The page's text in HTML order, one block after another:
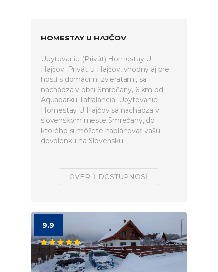
HOMESTAY U HAJČOV
Ubytovanie (Privát) Homestay U
Hajčov. Privát U Hajčov, vhodný aj pre
hostí s domácimi zvieratami, sa
nachádza v obci Smrečany, 6 km od
Aquaparku Tatralandia. Ubytovanie
Homestay U Hajčov sa nachádza v
slovenskom meste Smrečany, do
ktorého si môžete naplánovať vašú
dovolenku na Slovensku.
OVERIŤ DOSTUPNOSŤ
9.9